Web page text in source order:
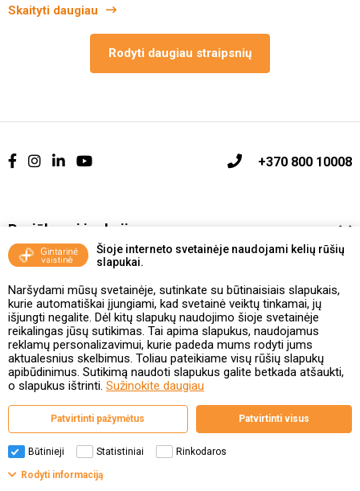
Šioje interneto svetainėje naudojami kelių rūšių
slapukai.
Naršydami mūsų svetainėje, sutinkate su būtinaisiais slapukais,
kurie automatiškai įjungiami, kad svetainė veiktų tinkamai, jų
išjungti negalite. Dėl kitų slapukų naudojimo šioje svetainėje
reikalingas jūsų sutikimas. Tai apima slapukus, naudojamus
reklamų personalizavimui, kurie padeda mums rodyti jums
aktualesnius skelbimus. Toliau pateikiame visų rūšių slapukų
apibūdinimus. Sutikimą naudoti slapukus galite betkada atšaukti,
o slapukus ištrinti. Sužinokite daugiau
Patvirtinti pažymėtus Patvirtinti visus
Būtinieji Statistiniai Rinkodaros
Rodyti informaciją
Skaityti daugiau
Rodyti daugiau straipsnių
+370 800 10008
Pasiūlymai ir akcijos
Vakcinavimo tvarka ir taisyklės
Kontaktai ir Karjera
Taisyklės ir politika
Valstybinė vaistų kontrolės tarnyba
prie Lietuvos Respublikos sveikatos apsaugos ministerijos
Studentų g. 45A, 08107 Vilnius | +370 5 263 9264
www.vvkt.lt | vvkt@vvkt.lt